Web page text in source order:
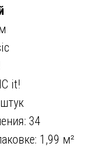
it!
34
1,99 м²